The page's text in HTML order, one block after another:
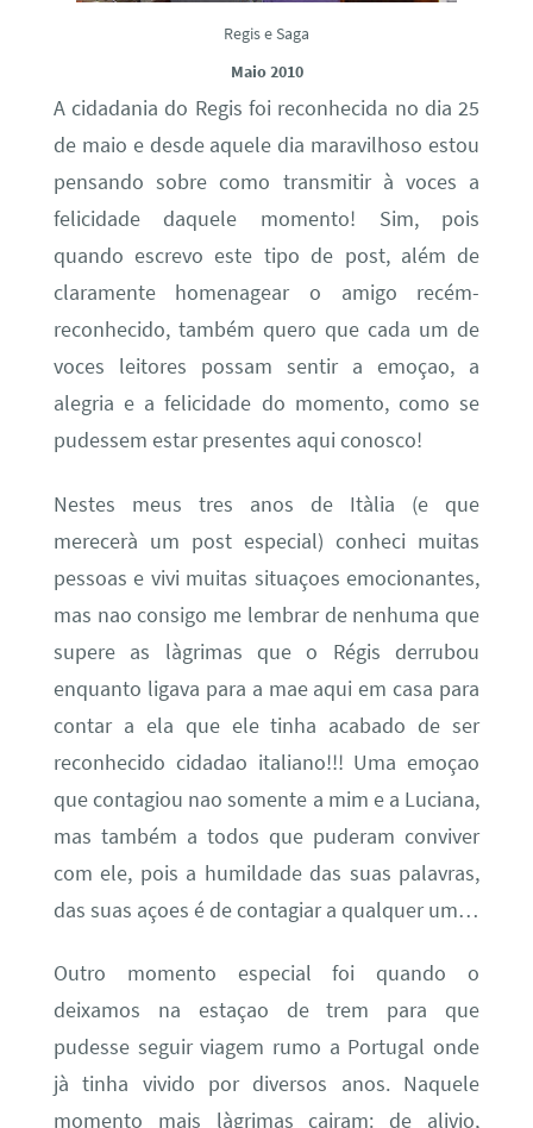
Regis e Saga
Maio 2010
A cidadania do Regis foi reconhecida no dia 25
de maio e desde aquele dia maravilhoso estou
pensando sobre como transmitir à voces a
felicidade daquele momento! Sim, pois
quando escrevo este tipo de post, além de
claramente homenagear o amigo recém-
reconhecido, também quero que cada um de
voces leitores possam sentir a emoçao, a
alegria e a felicidade do momento, como se
pudessem estar presentes aqui conosco!
Nestes meus tres anos de Itàlia (e que
merecerà um post especial) conheci muitas
pessoas e vivi muitas situaçoes emocionantes,
mas nao consigo me lembrar de nenhuma que
supere as làgrimas que o Régis derrubou
enquanto ligava para a mae aqui em casa para
contar a ela que ele tinha acabado de ser
reconhecido cidadao italiano!!! Uma emoçao
que contagiou nao somente a mim e a Luciana,
mas também a todos que puderam conviver
com ele, pois a humildade das suas palavras,
das suas açoes é de contagiar a qualquer um…
Outro momento especial foi quando o
deixamos na estaçao de trem para que
pudesse seguir viagem rumo a Portugal onde
jà tinha vivido por diversos anos. Naquele
momento mais làgrimas cairam: de alivio,